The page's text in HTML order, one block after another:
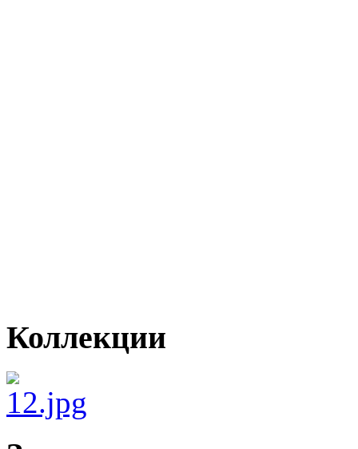
Коллекции